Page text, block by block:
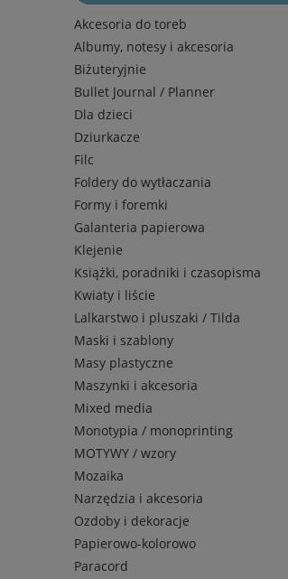
Akcesoria do toreb
Albumy, notesy i akcesoria
Biżuteryjnie
Bullet Journal / Planner
Dla dzieci
Dziurkacze
Filc
Foldery do wytłaczania
Formy i foremki
Galanteria papierowa
Klejenie
Książki, poradniki i czasopisma
Kwiaty i liście
Lalkarstwo i pluszaki / Tilda
Maski i szablony
Masy plastyczne
Maszynki i akcesoria
Mixed media
Monotypia / monoprinting
MOTYWY / wzory
Mozaika
Narzędzia i akcesoria
Ozdoby i dekoracje
Papierowo-kolorowo
Paracord